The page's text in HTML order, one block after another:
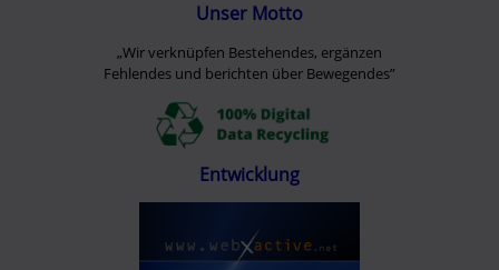
Unser Motto
„Wir verknüpfen Bestehendes, ergänzen
Fehlendes und berichten über Bewegendes”
Entwicklung